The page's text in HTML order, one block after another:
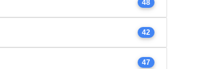
48
42
47